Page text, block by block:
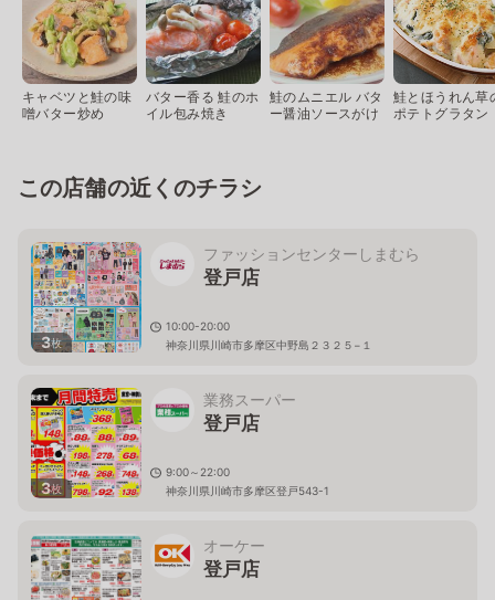
キャベツと鮭の味
噌バター炒め
バター香る 鮭のホ
イル包み焼き
鮭のムニエル バタ
ー醤油ソースがけ
鮭とほうれん草
ポテトグラタン
この店舗の近くのチラシ
3枚
ファッションセンターしまむら
登戸店
10:00-20:00
神奈川県川崎市多摩区中野島２３２５−１
3枚
業務スーパー
登戸店
9:00～22:00
神奈川県川崎市多摩区登戸543-1
オーケー
登戸店